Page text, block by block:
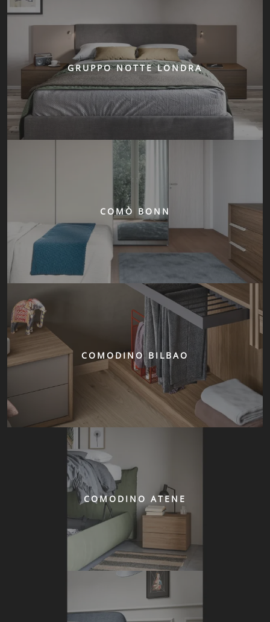
GRUPPO NOTTE LONDRA
COMÒ BONN
COMODINO BILBAO
COMODINO ATENE